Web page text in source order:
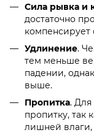
Сила рывка и
достаточно
компенсирует
Удлинение.
тем меньше
падении,
выше.
Пропитка.
пропитку, так
лишней влаги,